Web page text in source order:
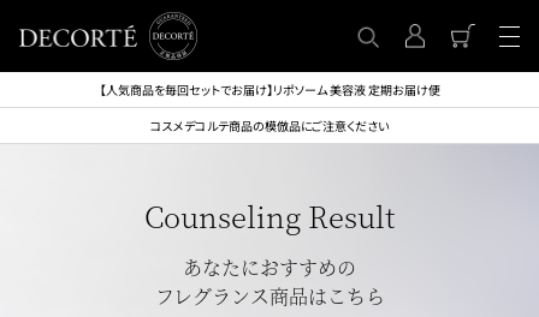
【人気商品を毎回セットでお届け】リポソーム 美容液 定期お届け便
コスメデコルテ商品の模倣品にご注意ください
Counseling Result
あなたにおすすめの
フレグランス商品はこちら